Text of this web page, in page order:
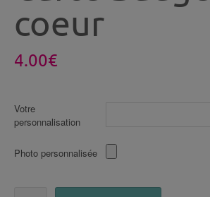
coeur
4.00€
Votre
personnalisation
Photo personnalisée